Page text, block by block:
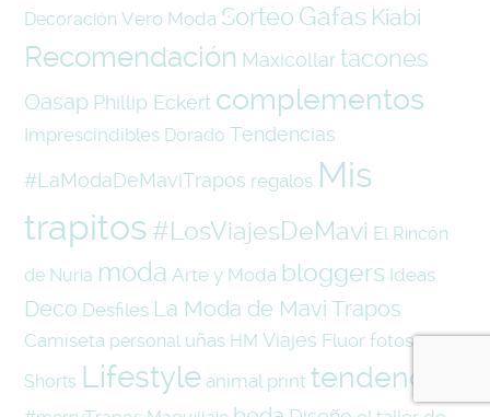
Decoración Vero Moda Sorteo Gafas Kiabi
Recomendación Maxicollar tacones
Oasap Phillip Eckert complementos
Imprescindibles Dorado Tendencias
#LaModaDeMaviTrapos regalos Mis
trapitos #LosViajesDeMavi El Rincón
de Nuria moda Arte y Moda bloggers Ideas
Deco Desfiles La Moda de Mavi Trapos
Camiseta personal uñas HM Viajes Fluor fotos
Shorts Lifestyle animal print tendencias